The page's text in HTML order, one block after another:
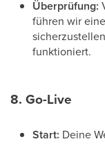
Überprüfung:
führen wir
funktioniert.
8. Go-Live
Start: Deine